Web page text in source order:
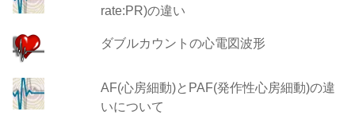
rate:PR)の違い
ダブルカウントの心電図波形
AF(心房細動)とPAF(発作性心房細動)の違
いについて